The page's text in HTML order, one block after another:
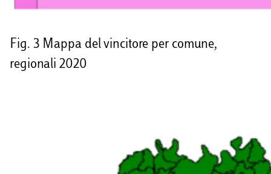
Fig. 3 Mappa del vincitore per comune,
regionali 2020